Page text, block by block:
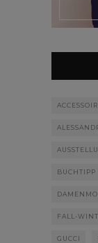
BUCHTIPP
FALL-
GUCCI